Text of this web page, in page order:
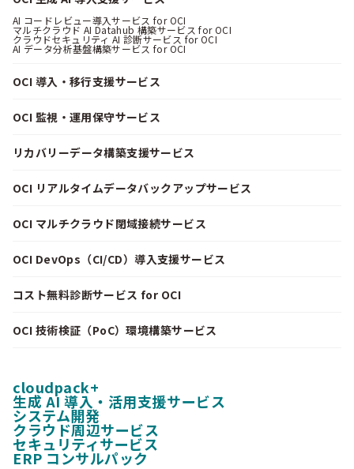
AI コードレビュー導入サービス for OCI
マルチクラウド AI Datahub 構築サービス for OCI
クラウドセキュリティ AI 診断サービス for OCI
AI データ分析基盤構築サービス for OCI
OCI 導入・移行支援サービス
OCI 監視・運用保守サービス
リカバリーデータ構築支援サービス
OCI リアルタイムデータバックアップサービス
OCI マルチクラウド閉域接続サービス
OCI DevOps（CI/CD）導入支援サービス
コスト無料診断サービス for OCI
OCI 技術検証（PoC）環境構築サービス
cloudpack+
生成 AI 導入・活用支援サービス
システム開発
クラウド周辺サービス
セキュリティサービス
ERP コンサルパック